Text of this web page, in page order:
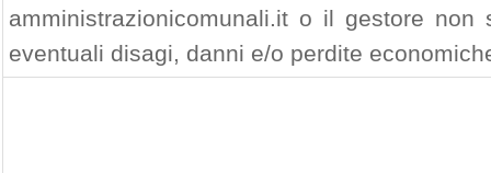
amministrazionicomunali.it o il gestore
eventuali disagi, danni e/o perdite